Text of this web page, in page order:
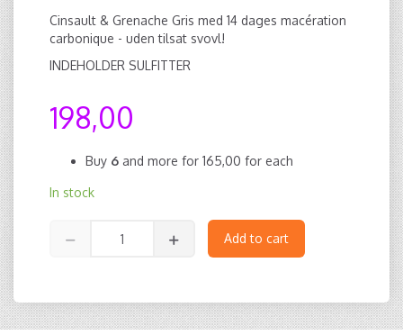
Cinsault & Grenache Gris med 14 dages macération
carbonique - uden tilsat svovl!
INDEHOLDER SULFITTER
198,00
Buy 6 and more for 165,00 for each
In stock
Add to cart